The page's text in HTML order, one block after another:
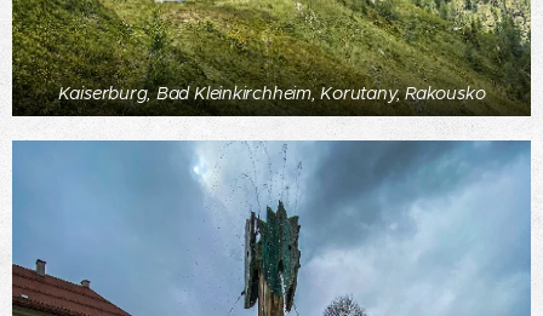
Kaiserburg, Bad Kleinkirchheim, Korutany, Rakousko